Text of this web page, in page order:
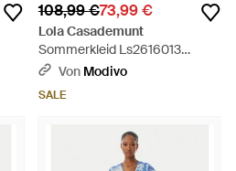
108,99 €73,99 €
Lola Casademunt
Sommerkleid Ls2616013
Relaxed Fit - Grün
Von Modivo
SALE